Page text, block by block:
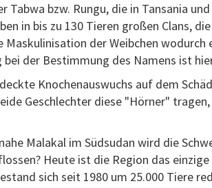
Tabwa bzw. Rungu, die in Tansania
in bis zu 130 Tieren großen Clans,
der Weibchen wodurch
der Bestimmung des Namens ist
Knochenauswuchs auf dem
Geschlechter diese "Hörner"
Malakal im Südsudan wird die
Heute ist die Region das
sich seit 1980 um 25.000 Tiere